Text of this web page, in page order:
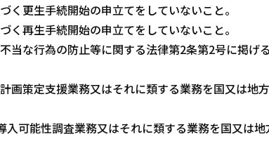
く更生手続開始の申立てをしていないこと。
く再生手続開始の申立てをしていないこと。
不当な行為の防止等に関する法律第2条第2号に掲
計画策定支援業務又はそれに類する業務を国又は
入可能性調査業務又はそれに類する業務を国又は